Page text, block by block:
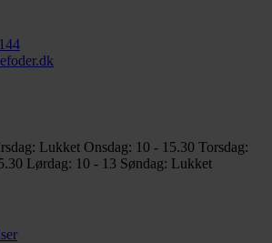
Lukket Onsdag: 10 - 15.30 Torsdag:
Lørdag: 10 - 13 Søndag: Lukket